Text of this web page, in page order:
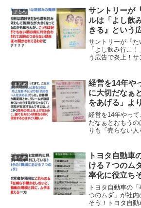
て、評価に繋が
なって、管理職
まとめ
サントリーが
ルは「よし飲
きる』という
サントリーが『
「よし飲み行こ
う広告で炎上！
嫌いな酒飲みの
ています。俺が1
まとめ
経営を14年や
に大切だなぁ
をあげる」よ
決める」でし
経営を14年やっ
だなぁとおもうの
りも「売らない人
「売らない人を
の満足度とか、
まとめ
トヨタ自動車
ける７つのム
率化に役立ち
トヨタ自動車の
つのムダ」が社
そう！トヨタ自動